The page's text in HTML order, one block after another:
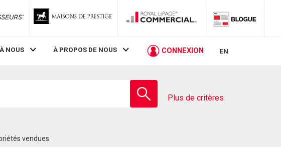
RLP
NOUS À PROPOS DE NOUS CONNEXION EN
Plus de critères
vendues